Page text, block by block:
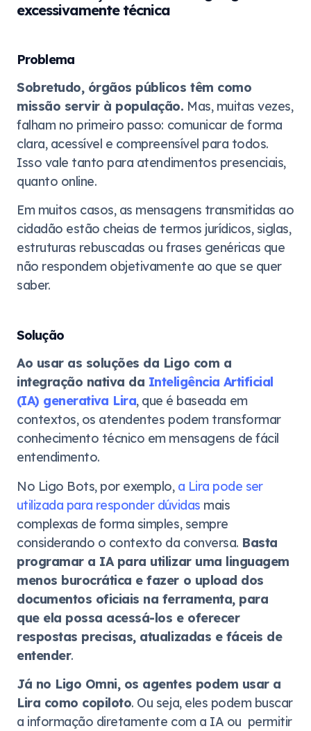
excessivamente técnica
Problema
Sobretudo, órgãos públicos têm como
missão servir à população. Mas, muitas vezes,
falham no primeiro passo: comunicar de forma
clara, acessível e compreensível para todos.
Isso vale tanto para atendimentos presenciais,
quanto online.
Em muitos casos, as mensagens transmitidas ao
cidadão estão cheias de termos jurídicos, siglas,
estruturas rebuscadas ou frases genéricas que
não respondem objetivamente ao que se quer
saber.
Solução
Ao usar as soluções da Ligo com a
integração nativa da Inteligência Artificial
(IA) generativa Lira, que é baseada em
contextos, os atendentes podem transformar
conhecimento técnico em mensagens de fácil
entendimento.
No Ligo Bots, por exemplo, a Lira pode ser
utilizada para responder dúvidas mais
complexas de forma simples, sempre
considerando o contexto da conversa. Basta
programar a IA para utilizar uma linguagem
menos burocrática e fazer o upload dos
documentos oficiais na ferramenta, para
que ela possa acessá-los e oferecer
respostas precisas, atualizadas e fáceis de
entender.
Já no Ligo Omni, os agentes podem usar a
Lira como copiloto. Ou seja, eles podem buscar
a informação diretamente com a IA ou permitir